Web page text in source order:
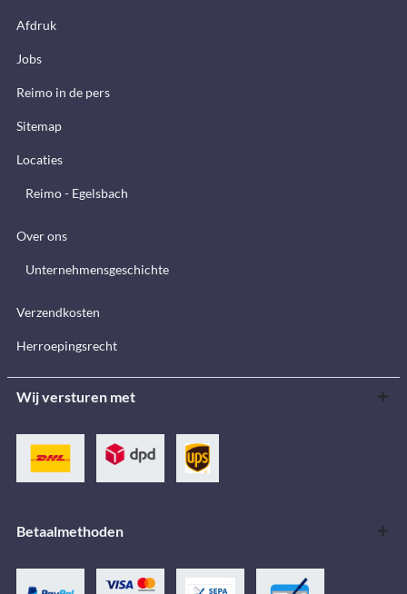
Afdruk
Jobs
Reimo in de pers
Sitemap
Locaties
Reimo - Egelsbach
Over ons
Unternehmensgeschichte
Verzendkosten
Herroepingsrecht
Wij versturen met
Betaalmethoden